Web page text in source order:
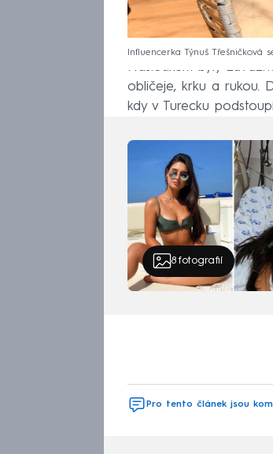
Influencerka Týnuš
Následkem byly
obličeje, krku a rukou.
kdy v Turecku
8fotografií
Pro tento článek jsou